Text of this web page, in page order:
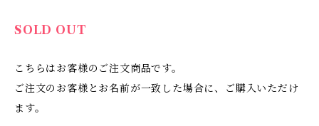
SOLD OUT
こちらはお客様のご注文商品です。
ご注文のお客様とお名前が一致した場合に、ご購入いただけ
ます。